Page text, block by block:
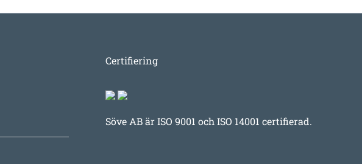
Certifiering
Söve AB är ISO 9001 och ISO 14001 certifierad.